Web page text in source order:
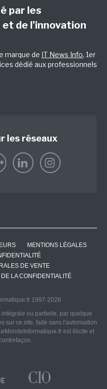
par les
de l’innovation
marque de IT News Info, 1er
dédié aux professionnels
les réseaux
MENTIONS LÉGALES
DE VENTE
LA CONFIDENTIALITÉ
1997-2026
ou partielle, par quelque
sur ce site, faite sans l'autorisation
est illicite et